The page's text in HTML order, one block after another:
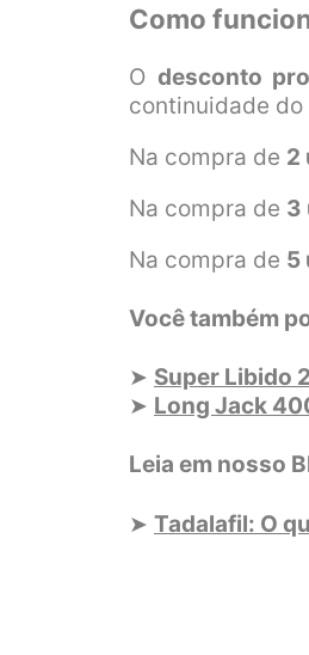
Como
O desconto
continuidade
Na compra de 2
Na compra de 3
Na compra de 5
Você também
➤ Super Libido
➤ Long Jack
Leia em nosso
➤ Tadalafil: O